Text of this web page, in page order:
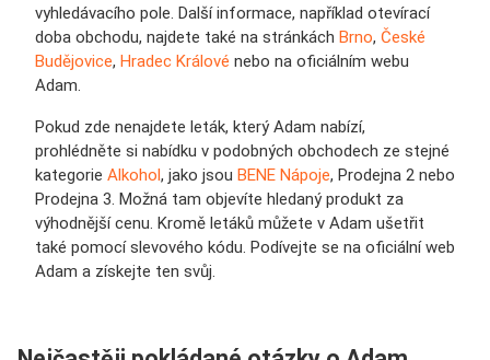
vyhledávacího pole. Další informace, například otevírací
doba obchodu, najdete také na stránkách Brno, České
Budějovice, Hradec Králové nebo na oficiálním webu
Adam.
Pokud zde nenajdete leták, který Adam nabízí,
prohlédněte si nabídku v podobných obchodech ze stejné
kategorie Alkohol, jako jsou BENE Nápoje, Prodejna 2 nebo
Prodejna 3. Možná tam objevíte hledaný produkt za
výhodnější cenu. Kromě letáků můžete v Adam ušetřit
také pomocí slevového kódu. Podívejte se na oficiální web
Adam a získejte ten svůj.